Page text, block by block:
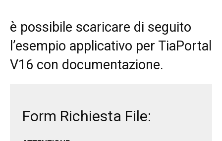
è possibile scaricare di seguito
l’esempio applicativo per TiaPortal
V16 con documentazione.
Form Richiesta File: